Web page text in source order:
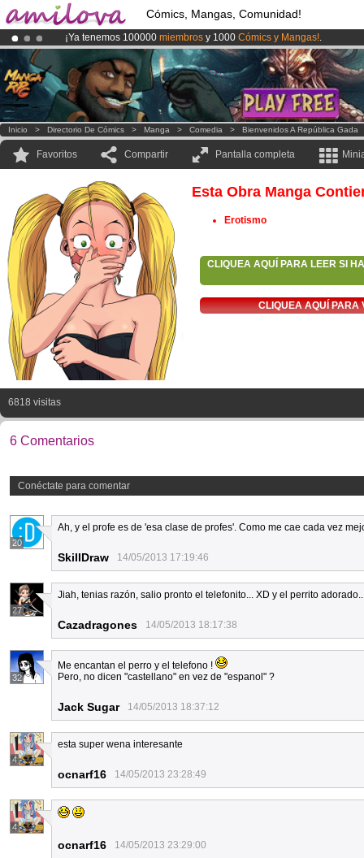
Cómics, Mangas, Comunidad!
¡Ya tenemos 100000 miembros y 1000 Cómics y Mangas!.
¡El Kickstarter Amilova está desormado lanzado!.
¡Conviertete en Premium por3.95 euros al mes!Hazte Premium ya
Inicio > Directorio De Cómics > Manga > Comedia > Bienvenidos A República Gada
Favoritos Compartir Pantalla completa
Esta Obra Manga
Erotismo
CLIQUEA AQUÍ PARA LEER SI
CLIQUEA AQUÍ PARA
6818 visitas
6 Comentarios
Conéctate para comentar
20
Ah, y el profe es de 'esa clase de profes'. Como me cae cada vez
SkillDraw 14/05/2013 17:19:46
27
Jiah, tenias razón, salio pronto el telefonito... XD y el perrito
Cazadragones 14/05/2013 18:17:38
32
Me encantan el perro y el telefono !
Pero, no dicen "castellano" en vez de "espanol" ?
Jack Sugar 14/05/2013 18:37:12
4
esta super wena interesante
ocnarf16 14/05/2013 23:28:49
4
ocnarf16 14/05/2013 23:29:00